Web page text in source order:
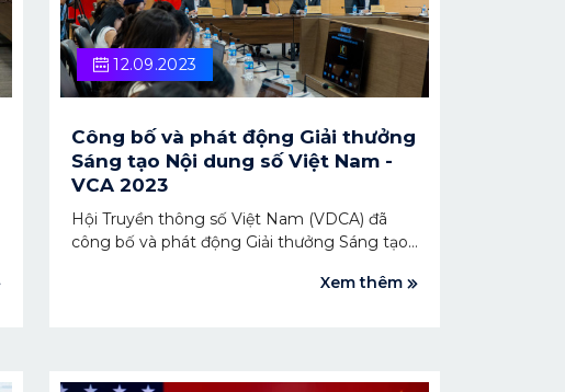
12.09.2023
Công bố và phát động Giải thưởng
Sáng tạo Nội dung số Việt Nam -
VCA 2023
Hội Truyền thông số Việt Nam (VDCA) đã
công bố và phát động Giải thưởng Sáng tạo
tiên tại Việt Nam có giải thưởng dành cho
số xuất sắc, có giá trị phục vụ cho cộng
Xem thêm